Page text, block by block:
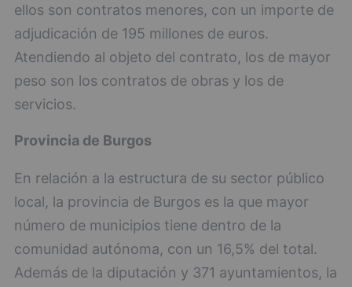
ellos son contratos menores, con un importe de
adjudicación de 195 millones de euros.
Atendiendo al objeto del contrato, los de mayor
peso son los contratos de obras y los de
servicios.
Provincia de Burgos
En relación a la estructura de su sector público
local, la provincia de Burgos es la que mayor
número de municipios tiene dentro de la
comunidad autónoma, con un 16,5% del total.
Además de la diputación y 371 ayuntamientos, la